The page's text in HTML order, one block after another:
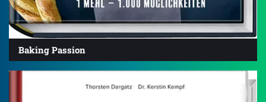
Baking Passion